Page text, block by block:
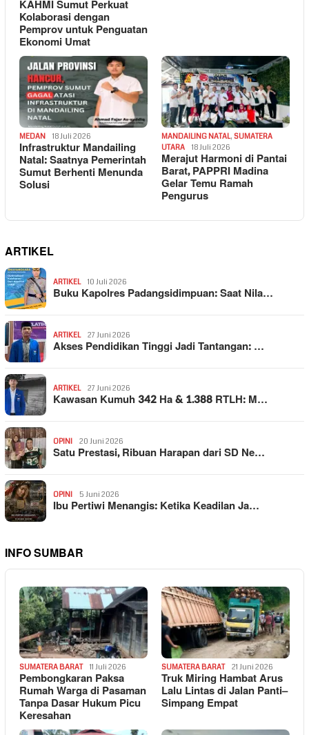
KAHMI Sumut Perkuat
Kolaborasi dengan
Pemprov untuk Penguatan
Ekonomi Umat
MEDAN 18 Juli 2026
Infrastruktur Mandailing
Natal: Saatnya Pemerintah
Sumut Berhenti Menunda
Solusi
MANDAILING NATAL, SUMATERA
UTARA
18 Juli 2026
Merajut Harmoni di Pantai
Barat, PAPPRI Madina
Gelar Temu Ramah
Pengurus
ARTIKEL
ARTIKEL 10 Juli 2026
Buku Kapolres Padangsidimpuan: Saat Nila…
ARTIKEL 27 Juni 2026
Akses Pendidikan Tinggi Jadi Tantangan: …
ARTIKEL 27 Juni 2026
Kawasan Kumuh 342 Ha & 1.388 RTLH: M…
OPINI 20 Juni 2026
Satu Prestasi, Ribuan Harapan dari SD Ne…
OPINI 5 Juni 2026
Ibu Pertiwi Menangis: Ketika Keadilan Ja…
INFO SUMBAR
SUMATERA BARAT 11 Juli 2026
Pembongkaran Paksa
Rumah Warga di Pasaman
Tanpa Dasar Hukum Picu
Keresahan
SUMATERA BARAT 21 Juni 2026
Truk Miring Hambat Arus
Lalu Lintas di Jalan Panti–
Simpang Empat